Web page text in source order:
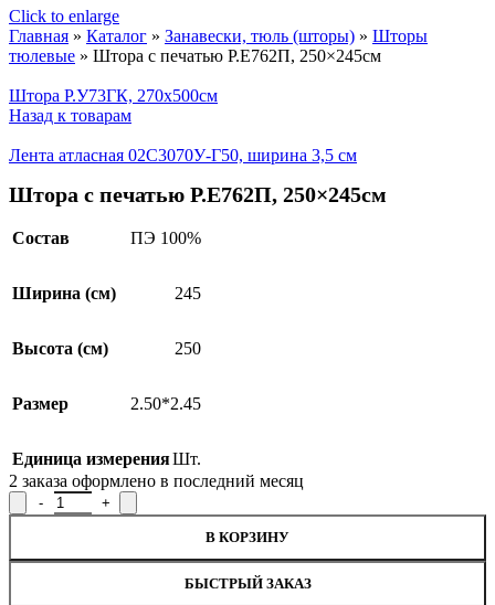
Click to enlarge
Главная » Каталог » Занавески, тюль (шторы) » Шторы
тюлевые » Штора с печатью Р.Е762П, 250×245см
Штора Р.У73ГК, 270x500см
Назад к товарам
Лента атласная 02С3070У-Г50, ширина 3,5 см
Штора с печатью Р.Е762П, 250×245см
Состав ПЭ 100%
Ширина (см) 245
Высота (см) 250
Размер 2.50*2.45
Единица измеренияШт.
2 заказа оформлено в последний месяц
Количество товара Штора с печатью Р.Е762П, 250x245см
В КОРЗИНУ
БЫСТРЫЙ ЗАКАЗ